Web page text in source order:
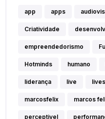
app apps
Criatividade
empreendedorismo
Hotminds humano
liderança live lives
marcosfelix marcos
perceptivel